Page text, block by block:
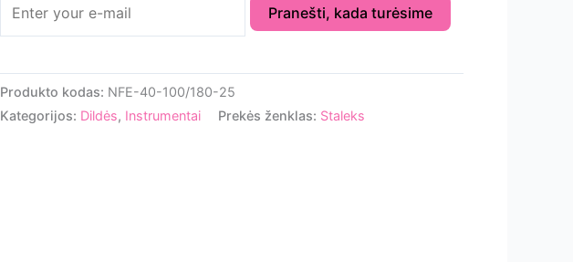
Pranešti, kada turėsime
Produkto kodas: NFE-40-100/180-25
Kategorijos: Dildės, Instrumentai Prekės ženklas: Staleks